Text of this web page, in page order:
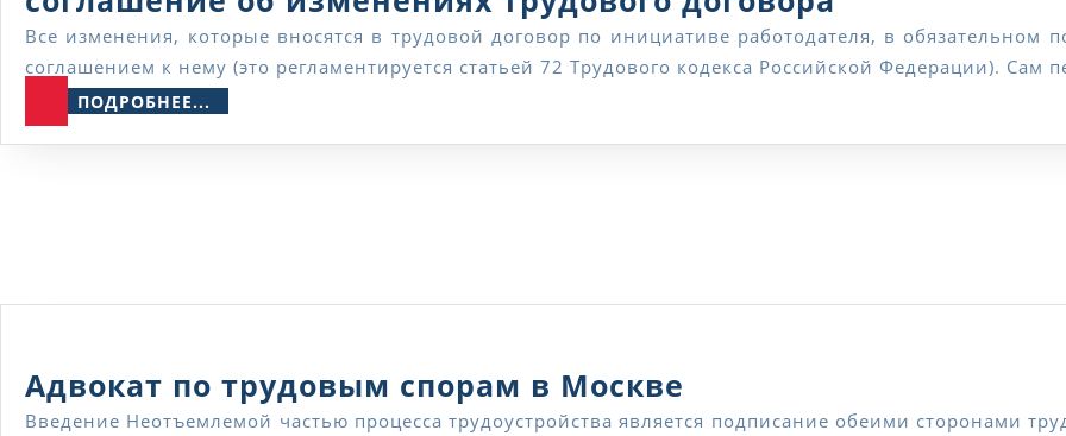
и
е
последствия
для
об
Все изменения, которые вносятся в трудовой договор по инициативе работодателя, в обязательном порядке должны быть оформлены дополнительным
соглашением к нему (это регламентируется статьей 72 Трудового кодекса Российской Федерации). Сам
ПОДРОБНЕЕ...
Адвокат по трудовым спорам в Москве
по
Введение Неотъемлемой частью процесса трудоустройства является подписание обеими сторонами трудового договора, в котором фиксируются все права